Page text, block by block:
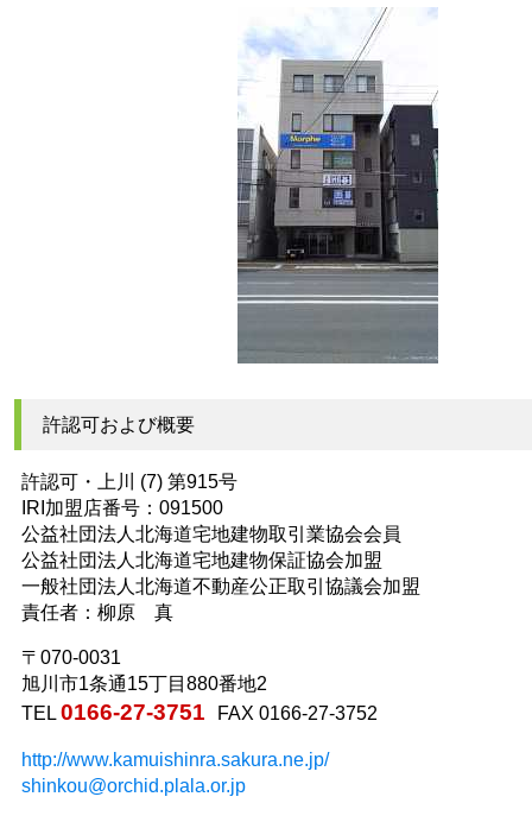
売買
許認可および概要
許認可・上川 (7) 第915号
IRI加盟店番号：091500
公益社団法人北海道宅地建物取引業協会会員
公益社団法人北海道宅地建物保証協会加盟
一般社団法人北海道不動産公正取引協議会加盟
責任者：柳原 真
〒070-0031
旭川市1条通15丁目880番地2
TEL 0166-27-3751 FAX 0166-27-3752
http://www.kamuishinra.sakura.ne.jp/
shinkou@orchid.plala.or.jp